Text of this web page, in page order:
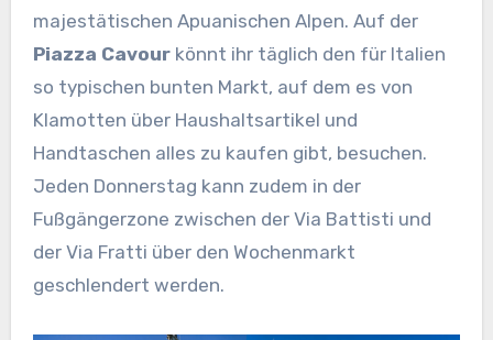
majestätischen Apuanischen Alpen. Auf der
Piazza Cavourkönnt ihr täglich den für Italien
so typischen bunten Markt, auf dem es von
Klamotten über Haushaltsartikel und
Handtaschen alles zu kaufen gibt, besuchen.
Jeden Donnerstag kann zudem in der
Fußgängerzone zwischen der Via Battisti und
der Via Fratti über den Wochenmarkt
geschlendert werden.